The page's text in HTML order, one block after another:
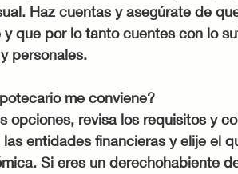
Haz cuentas y asegúrate de
que por lo tanto cuentes con lo
personales.
me conviene?
opciones, revisa los requisitos y
entidades financieras y elije el
Si eres un derechohabiente